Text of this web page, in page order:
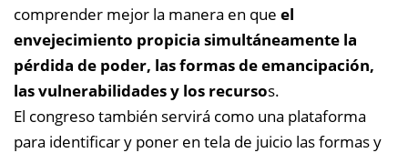
comprender mejor la manera en que el
envejecimiento propicia simultáneamente la
pérdida de poder, las formas de emancipación,
las vulnerabilidades y los recursos.
El congreso también servirá como una plataforma
para identificar y poner en tela de juicio las formas y